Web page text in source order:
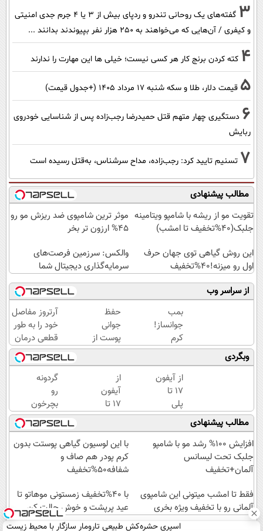
3
گفته‌های یک روحانی تندرو و ردپای بیش از ۳ یا ۴ جرم جدی امنیتی
و کیفری / آن‌هایی که می‌خواهند به ۲۵۰ هزار نفر بپیوندند بدانند ...
4 کته کردن برنج کار هر کسی نیست؛ خیلی ها این مهارت را ندارند
5 قیمت دلار، طلا و سکه شنبه ۱۷ مرداد ۱۴۰۵ (+جدول قیمت)
6 دستگیری چهار متهم قتل حمیدرضا رجب‌زاده پس از شناسایی خودروی
ربایش
7 تسنیم تایید کرد: رجب‌زاده، مداح سرشناس، به‌قتل رسیده است
مطالب پیشنهادی
تقویت مو از ریشه با شامپو ویتامینه
جلبک(40%تخفیف تا امشب)
موثر ترین شامپوی ضد ریزش مو رو
45% ارزون تر بخر
این روش گیاهی توی جهان حرف
اول رو میزنه!40%تخفیف
والکس: سرزمین فرصت‌های
سرمایه‌گذاری دیجیتال شما
از سراسر وب
بمب
جوانساز!
کرم
بوتاکس
جلبک
اسپیرولینا50%تخفیف
حفظ
جوانی
پوست از
اعماق
دریا با
جلبک
اسپیرولینا
آرتروز مفاصل
خود را به طور
قطعی درمان
کنید!
◗پرسش‌نامه◖
وبگردی
از آیفون
17 تا
پلی
استیشن
5 🎮😍
📱 |
ببر
از
آیفون
17 تا
1000
هزار
دلار
جایزه |
بازی
گردونه
بچرخون
گردونه
رو
بچرخون
آیفون17
ببر 🔥
مطالب پیشنهادی
افزایش 100% رشد مو با شامپو
جلبک تحت لیسانس
آلمان+تخفیف
با این لوسیون گیاهی پوستت بدون
کرم پودر هم صاف و
شفافه50%تخفیف
فقط تا امشب میتونی این شامپوی
آلمانی رو با تخفیف ویژه بخری
با 40%تخفیف زمستونی موهاتو تا
عید پرپشت و خوش حالت کن
اسپری حشره‌کش طبیعی تارومار سازگار با محیط زیست